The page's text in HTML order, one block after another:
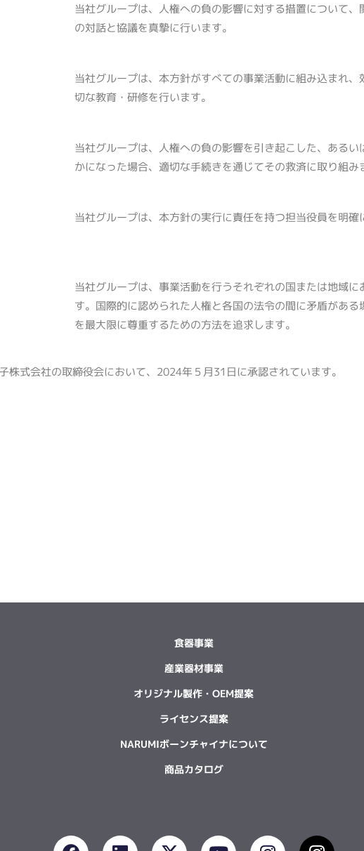
当社グループは、人権への負の影響に対する措置について
の対話と協議を真摯に行います。
当社グループは、本方針がすべての事業活動に組み込まれ
切な教育・研修を行います。
当社グループは、人権への負の影響を引き起こした、ある
かになった場合、適切な手続きを通じてその救済に取り組み
当社グループは、本方針の実行に責任を持つ担当役員を明確
当社グループは、事業活動を行うそれぞれの国または地域に
す。国際的に認められた人権と各国の法令の間に矛盾があ
を最大限に尊重するための方法を追求します。
株式会社の取締役会において、2024年５月31日に承認されています。
食器事業
産業器材事業
オリジナル製作・OEM提案
ライセンス提案
NARUMIボーンチャイナについて
商品カタログ
F
L
X
Y
I
I